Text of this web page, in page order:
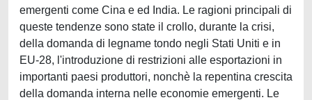
emergenti come Cina e ed India. Le ragioni principali di
queste tendenze sono state il crollo, durante la crisi,
della domanda di legname tondo negli Stati Uniti e in
EU-28, l'introduzione di restrizioni alle esportazioni in
importanti paesi produttori, nonchè la repentina crescita
della domanda interna nelle economie emergenti. Le